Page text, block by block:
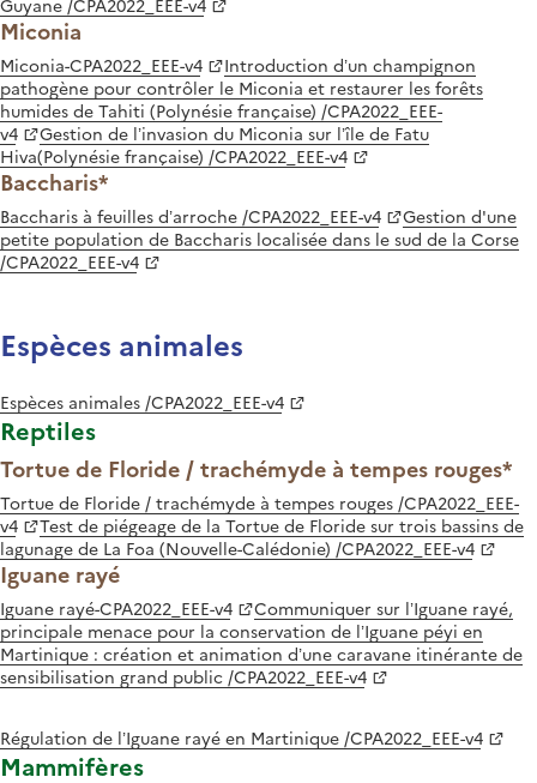
Miconia
Miconia-CPA2022_EEE-v4
Introduction d’un champignon
pathogène pour contrôler le Miconia et restaurer les forêts
humides de Tahiti (Polynésie française) /CPA2022_EEE-
v4
Gestion de l’invasion du Miconia sur l’île de Fatu
Hiva(Polynésie française) /CPA2022_EEE-v4
Baccharis*
Baccharis à feuilles d’arroche /CPA2022_EEE-v4
Gestion d'une
petite population de Baccharis localisée dans le sud de la Corse
/CPA2022_EEE-v4
Espèces animales
Espèces animales /CPA2022_EEE-v4
Reptiles
Tortue de Floride / trachémyde à tempes rouges*
Tortue de Floride / trachémyde à tempes rouges /CPA2022_EEE-
v4
Test de piégeage de la Tortue de Floride sur trois bassins de
lagunage de La Foa (Nouvelle-Calédonie) /CPA2022_EEE-v4
Iguane rayé
Iguane rayé-CPA2022_EEE-v4
Communiquer sur l’Iguane rayé,
principale menace pour la conservation de l’Iguane péyi en
Martinique : création et animation d’une caravane itinérante de
sensibilisation grand public /CPA2022_EEE-v4
Régulation de l’Iguane rayé en Martinique /CPA2022_EEE-v4
Mammifères